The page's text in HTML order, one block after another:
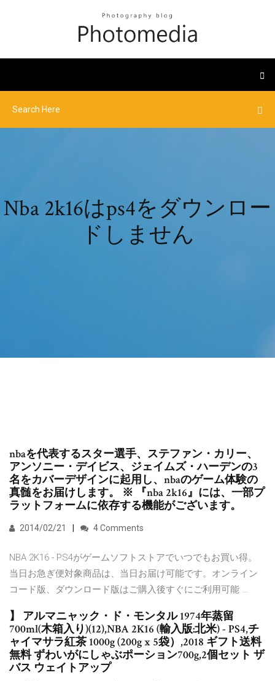
Nba 2k16はps4をダウンロー
ドしません
nbaを代表するスター選手、ステファン・カリー、
アンソニー・デイビス、ジェイムズ・ハーデンの3
名をカバーデザインに起用し、nbaのゲーム体験の
真髄をお届けします。 ※ 『nba 2k16』には、一部プ
ラットフォームに依存する機能がございます。
2014/02/21 4 Comments
NBA 2K16 - PS4がゲームソフトストアでいつでもお買い得。
当日お急ぎ便対象商品は、当日お届け可能です。オンライン
コード版、ダウンロード版はご購入後すぐにご利用可能 …
】 アルマニャック・ド・モンタル 1974年蒸留
700ml(木箱入り)(12),NBA 2K16 (輸入版:北米) - PS4,チ
ャイマサラ紅茶 1000g (200g x 5袋）,2018 ギフト送料
無料 ずわいがにしゃぶポーション700g,2個セット ザ
バス ウェイトアップ